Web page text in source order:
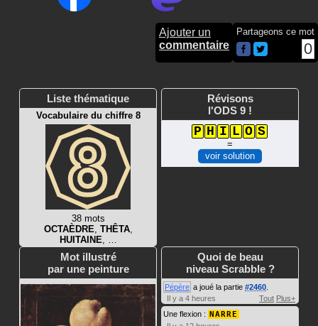
Ajouter un
commentaire
Partageons ce mot
0
Liste thématique
Vocabulaire du chiffre 8
38 mots
OCTAÈDRE THÊTA,
HUITAINE
Révisons
l'ODS 9 !
P H I L O S
=
voir solution
Mot illustré
par une peinture
Quoi de beau
niveau Scrabble ?
Pépère a joué la partie #2460
Il y a 4 heures
Tout Plus+
Une flexion : NARRE